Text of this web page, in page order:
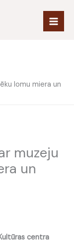
lomu miera un
muzeju
un
centra